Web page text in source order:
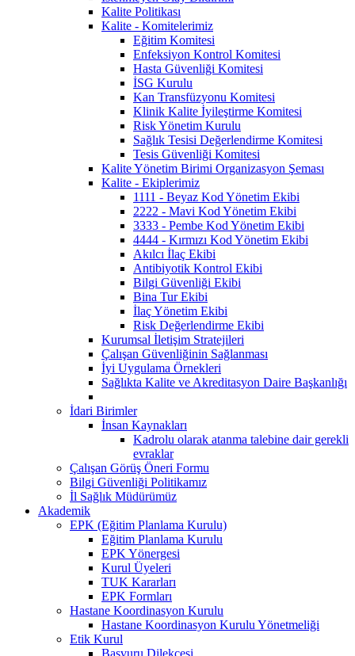
Kalite Politikası
Kalite - Komitelerimiz
Eğitim Komitesi
Enfeksiyon Kontrol Komitesi
Hasta Güvenliği Komitesi
İSG Kurulu
Kan Transfüzyonu Komitesi
Klinik Kalite İyileştirme Komitesi
Risk Yönetim Kurulu
Sağlık Tesisi Değerlendirme Komitesi
Tesis Güvenliği Komitesi
Kalite Yönetim Birimi Organizasyon Şeması
Kalite - Ekiplerimiz
1111 - Beyaz Kod Yönetim Ekibi
2222 - Mavi Kod Yönetim Ekibi
3333 - Pembe Kod Yönetim Ekibi
4444 - Kırmızı Kod Yönetim Ekibi
Akılcı İlaç Ekibi
Antibiyotik Kontrol Ekibi
Bilgi Güvenliği Ekibi
Bina Tur Ekibi
İlaç Yönetim Ekibi
Risk Değerlendirme Ekibi
Kurumsal İletişim Stratejileri
Çalışan Güvenliğinin Sağlanması
İyi Uygulama Örnekleri
Sağlıkta Kalite ve Akreditasyon Daire Başkanlığı
İdari Birimler
İnsan Kaynakları
Kadrolu olarak atanma talebine dair gerekli
evraklar
Çalışan Görüş Öneri Formu
Bilgi Güvenliği Politikamız
İl Sağlık Müdürümüz
Akademik
EPK (Eğitim Planlama Kurulu)
Eğitim Planlama Kurulu
EPK Yönergesi
Kurul Üyeleri
TUK Kararları
EPK Formları
Hastane Koordinasyon Kurulu
Hastane Koordinasyon Kurulu Yönetmeliği
Etik Kurul
Başvuru Dilekçesi